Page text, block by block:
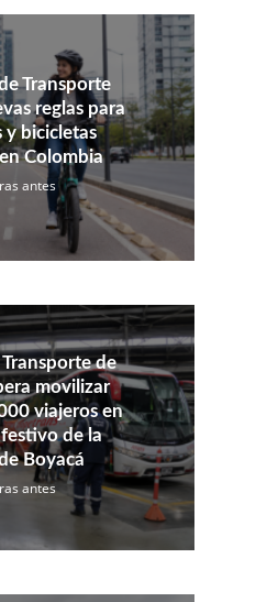
Transporte
reglas para
y bicicletas
Colombia
antes
de
movilizar
viajeros en
de la
Boyacá
antes